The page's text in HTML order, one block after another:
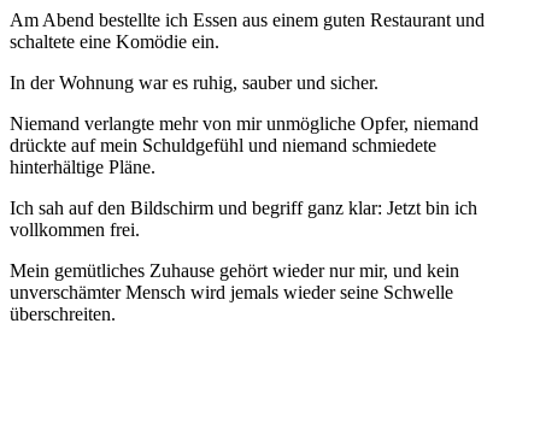
Am Abend bestellte ich Essen aus einem guten Restaurant und
schaltete eine Komödie ein.
In der Wohnung war es ruhig, sauber und sicher.
Niemand verlangte mehr von mir unmögliche Opfer, niemand
drückte auf mein Schuldgefühl und niemand schmiedete
hinterhältige Pläne.
Ich sah auf den Bildschirm und begriff ganz klar: Jetzt bin ich
vollkommen frei.
Mein gemütliches Zuhause gehört wieder nur mir, und kein
unverschämter Mensch wird jemals wieder seine Schwelle
überschreiten.